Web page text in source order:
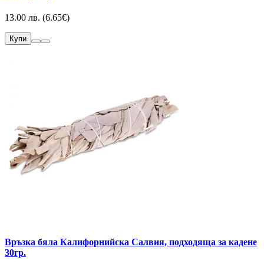
13.00 лв. (6.65€)
Купи
Връзка бяла Калифорнийска Салвия, подходяща за кадене
30гр.